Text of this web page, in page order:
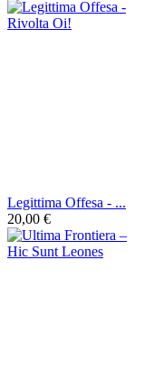
Legittima Offesa - ...
20,00 €